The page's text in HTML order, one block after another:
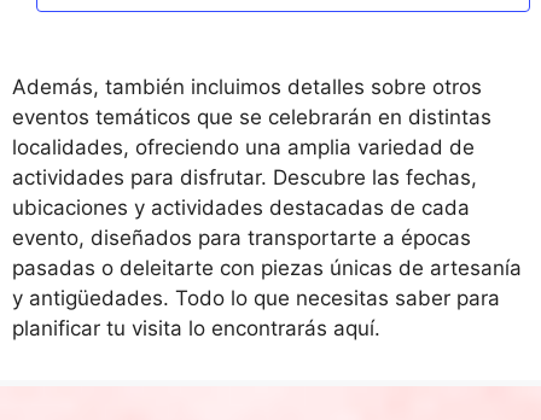
Además, también incluimos detalles sobre otros
eventos temáticos que se celebrarán en distintas
localidades, ofreciendo una amplia variedad de
actividades para disfrutar. Descubre las fechas,
ubicaciones y actividades destacadas de cada
evento, diseñados para transportarte a épocas
pasadas o deleitarte con piezas únicas de artesanía
y antigüedades. Todo lo que necesitas saber para
planificar tu visita lo encontrarás aquí.